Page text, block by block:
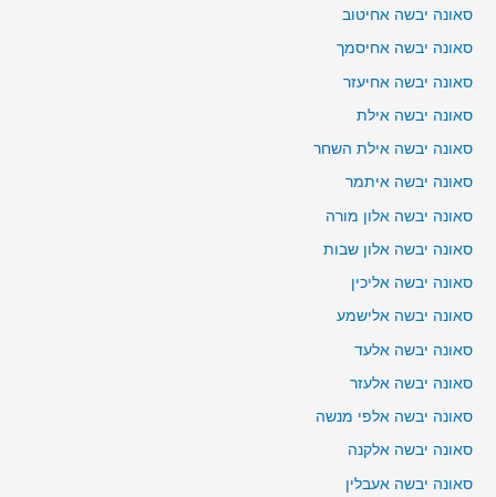
סאונה יבשה אחיטוב
סאונה יבשה אחיסמך
סאונה יבשה אחיעזר
סאונה יבשה אילת
סאונה יבשה אילת השחר
סאונה יבשה איתמר
סאונה יבשה אלון מורה
סאונה יבשה אלון שבות
סאונה יבשה אליכין
סאונה יבשה אלישמע
סאונה יבשה אלעד
סאונה יבשה אלעזר
סאונה יבשה אלפי מנשה
סאונה יבשה אלקנה
סאונה יבשה אעבלין